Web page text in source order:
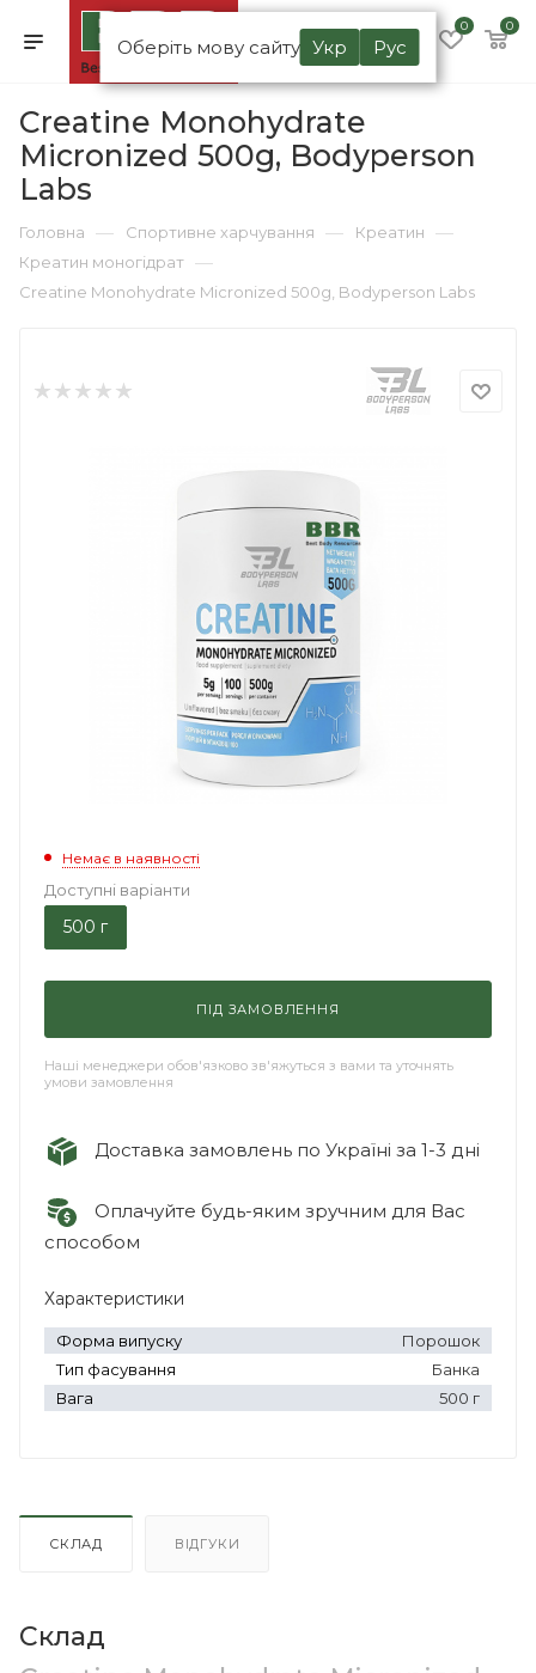
Оберіть мову сайту Укр Рус
0 0
Creatine Monohydrate
Micronized 500g, Bodyperson
Labs
Головна — Спортивне харчування — Креатин —
Креатин моногідрат —
Creatine Monohydrate Micronized 500g, Bodyperson Labs
Немає в наявності
Доступні варіанти
500 г
ПІД ЗАМОВЛЕННЯ
Наші менеджери обов'язково зв'яжуться з вами та уточнять
умови замовлення
Доставка замовлень по Україні за 1-3 дні
Оплачуйте будь-яким зручним для Вас
способом
Характеристики
Форма випуску
Порошок
Тип фасування
Банка
Вага
500 г
СКЛАД ВІДГУКИ
Склад